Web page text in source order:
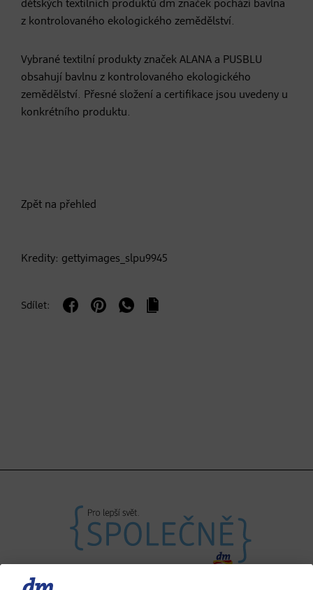
dětských textilních produktů dm značek pochází bavlna
z kontrolovaného ekologického zemědělství.
Vybrané textilní produkty značek ALANA a PUSBLU
obsahují bavlnu z kontrolovaného ekologického
zemědělství. Přesné složení a certifikace jsou uvedeny u
konkrétního produktu.
Zpět na přehled
Kredity: gettyimages_slpu9945
Sdílet: